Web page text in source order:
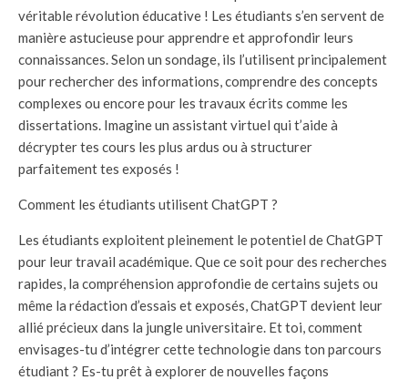
véritable révolution éducative ! Les étudiants s’en servent de
manière astucieuse pour apprendre et approfondir leurs
connaissances. Selon un sondage, ils l’utilisent principalement
pour rechercher des informations, comprendre des concepts
complexes ou encore pour les travaux écrits comme les
dissertations. Imagine un assistant virtuel qui t’aide à
décrypter tes cours les plus ardus ou à structurer
parfaitement tes exposés !
Comment les étudiants utilisent ChatGPT ?
Les étudiants exploitent pleinement le potentiel de ChatGPT
pour leur travail académique. Que ce soit pour des recherches
rapides, la compréhension approfondie de certains sujets ou
même la rédaction d’essais et exposés, ChatGPT devient leur
allié précieux dans la jungle universitaire. Et toi, comment
envisages-tu d’intégrer cette technologie dans ton parcours
étudiant ? Es-tu prêt à explorer de nouvelles façons